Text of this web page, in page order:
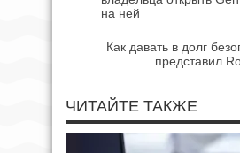
на ней
Как давать в долг
представил
ЧИТАЙТЕ ТАКЖЕ